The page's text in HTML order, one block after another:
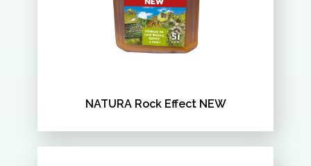
NATURA Rock Effect NEW